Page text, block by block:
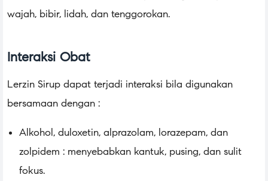
wajah, bibir, lidah, dan tenggorokan.
Interaksi Obat
Lerzin Sirup dapat terjadi interaksi bila digunakan
bersamaan dengan :
Alkohol, duloxetin, alprazolam, lorazepam, dan
zolpidem : menyebabkan kantuk, pusing, dan sulit
fokus.